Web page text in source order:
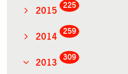
2015
225
2014
259
2013
309